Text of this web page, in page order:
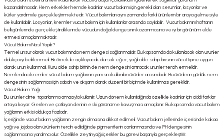
kazandırılmasıdır. Hem erkekler hemde kadınlar vücut bakımı için gerekli olan serumlar, losyonlar ve
kürler yardımı ile gerçekleştirmektedir. Vücut bakımları aynı zamanda farklı ürünlerin bir araya gelmesiyle
de kullanılabilir. Losyonlar, kremler vücut bakımı için kullanılanlar arasında sayılabilir. Vücut bakımını haftanın
belli günlerinde gerçekleştirdiklerinde vücudun doğal dengesinin kazanmasına ve iyi bir görünüm elde
etmesi amaçlanmaktadır.
Vücut Bakımı Nasıl Yapılır?
Temel unsur olarak vücut bakımında nem dengesi sağlanmalıdır. Bu kapsamda da kullanılacak olan ürünler
oldukça iyi belirlenmeli. Bir örnek ile açıklayacak olursak eğer; yağlı cilde sahip birisinin vücut tipine uygun
olarak ürün kullanmalı. Kuru cilde sahip birinin de nem dengesini artıracak ürünler tercih etmelidir.
Nemlendirici kremler vücut bakım yağlarının yanı sıra kullanılan ürünler arasındadır. Bu ürünlerin günlük nem
dengesinin sağlanması için sabah ve akşam olarak düzenli bir biçimde kullanılması gereklidir.
Vücut Bakım Yağı
Bu ürünler ciltte toparlanma amacıyla kullanılır. Uzun dönem kullanıldığında özellikle kadınlar için ciddi farklar
ortaya koyar. Gerilen ve çatlayan derinin eski görünüme kavuşması amaçlanır. Bu kapsamda vücut bakım
yağlarının etkisi oldukça fazladır.
İçeriğinde vücut bakım yağlarının zengin olmasına dikkat edilmeli. Vücut bakım jellerinde içerisinde kakao
yağı ve jojoba olan ürünlerin tercih edildiğinde pigmentlerin canlanmasında ve PH dengesinin
sağlanmasına yardımcı olur. Özellikle zeytinyağı içerikler bu görevi başarıyla gerçekleştirir.